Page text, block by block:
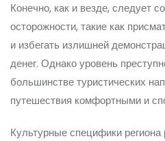
Конечно, как и везде, следует
осторожности, такие как
и избегать излишней
денег. Однако уровень
большинстве туристических
путешествия комфортными и
Культурные специфики